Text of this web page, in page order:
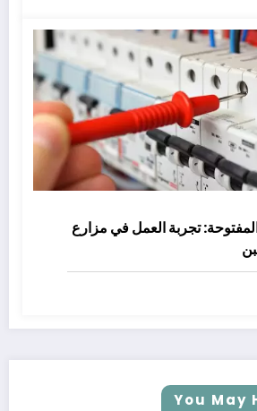
تجربة العمل في مزارع
You May